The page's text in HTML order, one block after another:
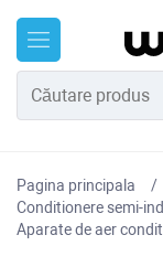
Pagina principala
Conditionere semi-
Aparate de aer